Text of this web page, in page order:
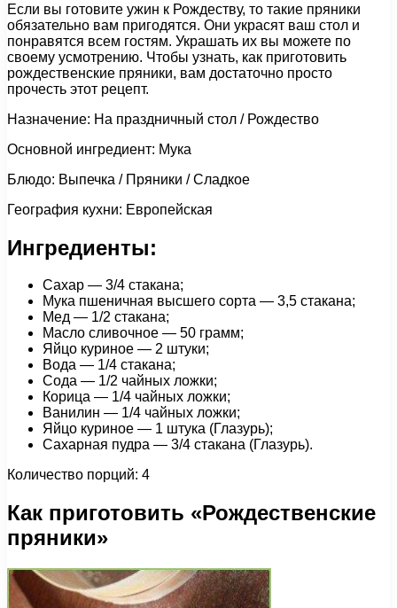
Если вы готовите ужин к Рождеству, то такие пряники
обязательно вам пригодятся. Они украсят ваш стол и
понравятся всем гостям. Украшать их вы можете по
своему усмотрению. Чтобы узнать, как приготовить
рождественские пряники, вам достаточно просто
прочесть этот рецепт.
Назначение: На праздничный стол / Рождество
Основной ингредиент: Мука
Блюдо: Выпечка / Пряники / Сладкое
География кухни: Европейская
Ингредиенты:
Сахар — 3/4 стакана;
Мука пшеничная высшего сорта — 3,5 стакана;
Мед — 1/2 стакана;
Масло сливочное — 50 грамм;
Яйцо куриное — 2 штуки;
Вода — 1/4 стакана;
Сода — 1/2 чайных ложки;
Корица — 1/4 чайных ложки;
Ванилин — 1/4 чайных ложки;
Яйцо куриное — 1 штука (Глазурь);
Сахарная пудра — 3/4 стакана (Глазурь).
Количество порций: 4
Как приготовить «Рождественские
пряники»